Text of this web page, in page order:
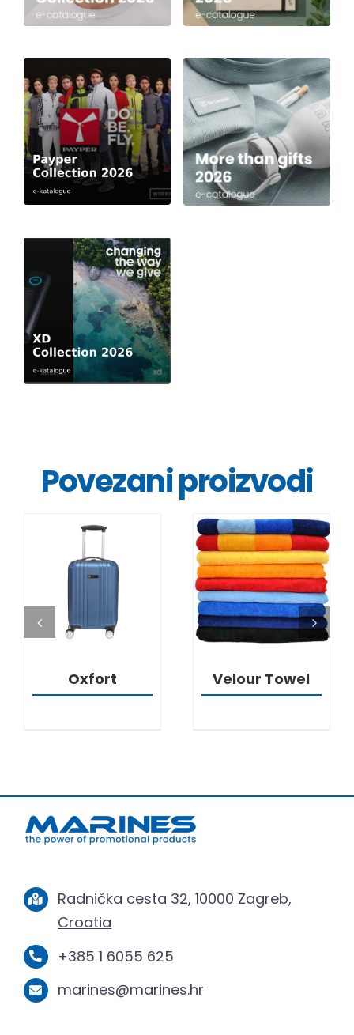
Povezani proizvodi
Oxfort
DETALJI
Velour Towel
Radnička cesta 32, 10000 Zagreb,
Croatia
+385 1 6055 625
marines@marines.hr